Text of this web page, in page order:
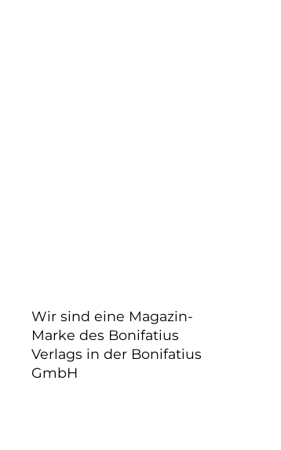
Wir sind eine Magazin-
Marke des Bonifatius
Verlags in der Bonifatius
GmbH